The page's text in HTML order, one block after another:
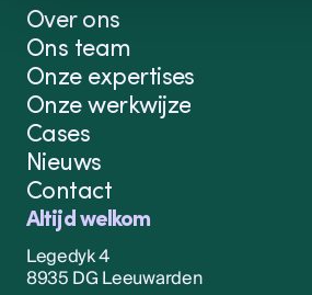
Over ons
Ons team
Onze expertises
Onze werkwijze
Cases
Nieuws
Contact
Altijd welkom
Legedyk 4
8935 DG Leeuwarden